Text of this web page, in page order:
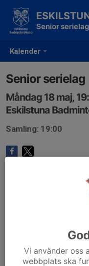
Kalender
Senior serielag
Senior serielag
Måndag 18 maj,
Eskilstuna
Samling: 19:00
Vi använder oss
webbplats ska